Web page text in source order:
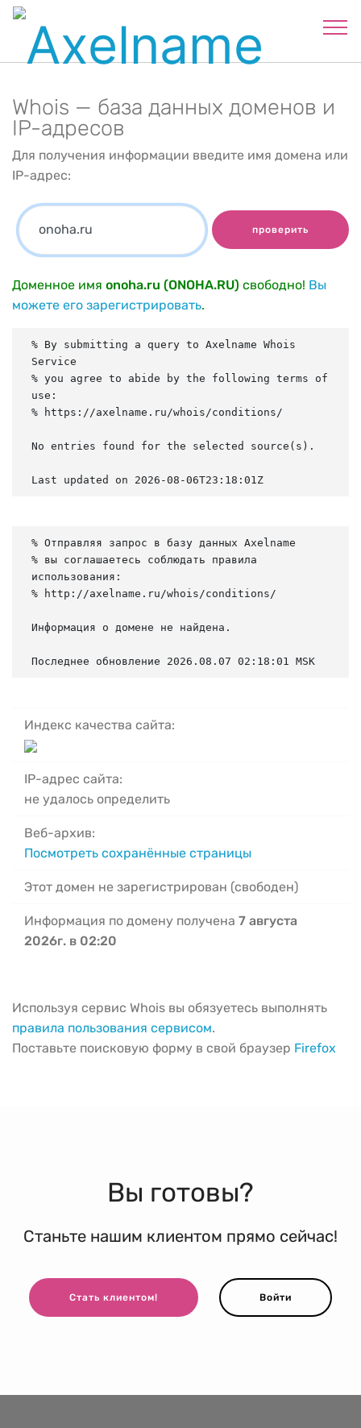
Whois — база данных доменов и
IP-адресов
Для получения информации введите имя домена или
IP-адрес:
проверить
Доменное имя onoha.ru (ONOHA.RU) свободно! Вы
можете его зарегистрировать.
% By submitting a query to Axelname Whois
Service
% you agree to abide by the following terms of
use:
% https://axelname.ru/whois/conditions/
No entries found for the selected source(s).
Last updated on 2026-08-06T23:18:01Z
% Отправляя запрос в базу данных Axelname
% вы соглашаетесь соблюдать правила
использования:
% http://axelname.ru/whois/conditions/
Информация о домене не найдена.
Последнее обновление 2026.08.07 02:18:01 MSK
Индекс качества сайта:
IP-адрес сайта:
не удалось определить
Веб-архив:
Посмотреть сохранённые страницы
Этот домен не зарегистрирован (свободен)
Информация по домену получена 7 августа
2026г. в 02:20
Используя сервис Whois вы обязуетесь выполнять
правила пользования сервисом.
Поставьте поисковую форму в свой браузер Firefox
Вы готовы?
Станьте нашим клиентом прямо сейчас!
Стать клиентом! Войти